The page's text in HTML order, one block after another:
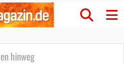
hinweg